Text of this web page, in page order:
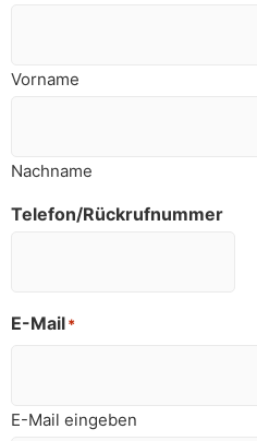
Vorname
Nachname
Telefon/Rückrufnummer
E-Mail*
E-Mail eingeben